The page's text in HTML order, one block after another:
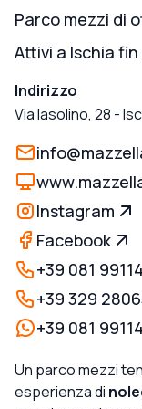
Parco mezzi di
Attivi a Ischia fin
Indirizzo
Via Iasolino, 28 -
Instagram
Facebook
+39 081
+39 329
+39 081
Un parco mezzi
esperienza di